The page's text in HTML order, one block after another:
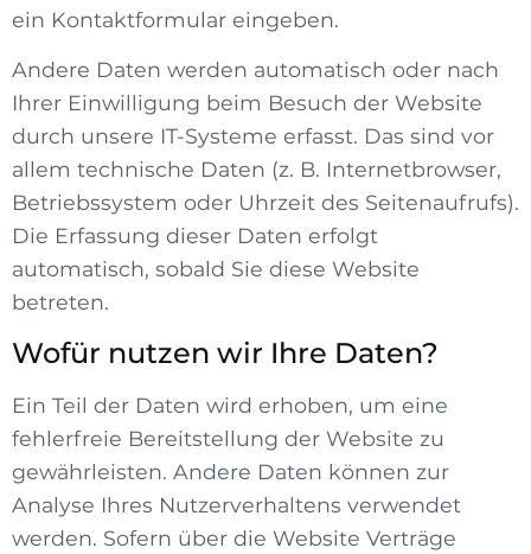
ein Kontaktformular eingeben.
Andere Daten werden automatisch oder nach
Ihrer Einwilligung beim Besuch der Website
durch unsere IT-Systeme erfasst. Das sind vor
allem technische Daten (z. B. Internetbrowser,
Betriebssystem oder Uhrzeit des Seitenaufrufs).
Die Erfassung dieser Daten erfolgt
automatisch, sobald Sie diese Website
betreten.
Wofür nutzen wir Ihre Daten?
Ein Teil der Daten wird erhoben, um eine
fehlerfreie Bereitstellung der Website zu
gewährleisten. Andere Daten können zur
Analyse Ihres Nutzerverhaltens verwendet
werden. Sofern über die Website Verträge